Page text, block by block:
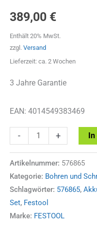
389,00 €
Enthält 20% MwSt.
zzgl. Versand
Lieferzeit: ca. 2 Wochen
3 Jahre Garantie
EAN: 4014549383469
-
Festool
Bohrschrauber
CXS
12
2,5-
Set
+ In
Artikelnummer: 576865
Kategorie: Bohren und
Schlagwörter: 576865,
Set, Festool
Marke: FESTOOL